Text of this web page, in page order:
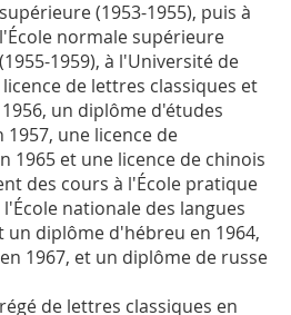
supérieure (1953-1955), puis à
l'École normale supérieure
(1955-1959), à l'Université de
de lettres classiques et
un diplôme d'études
une licence de
1965 et une licence de chinois
des cours à l'École pratique
nationale des langues
diplôme d'hébreu en 1964,
1967, et un diplôme de russe
de lettres classiques en